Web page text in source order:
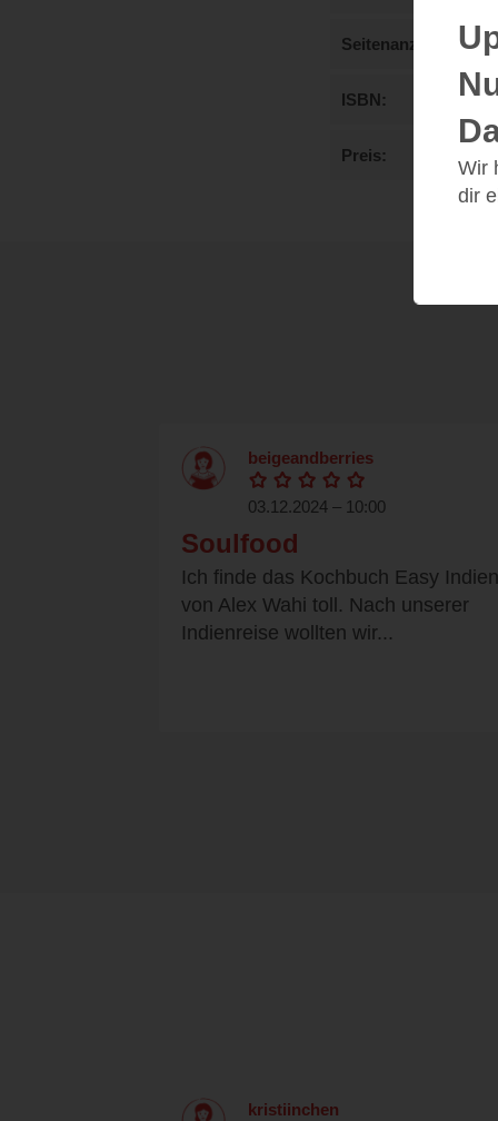
Seitenanzahl
ISBN
Preis
beigeandberries
03.12.2024 – 10:00
Soulfood
Ich finde das Kochbuch Easy Indien
von Alex Wahi toll. Nach unserer
Indienreise wollten wir...
kristiinchen
Wir
dir